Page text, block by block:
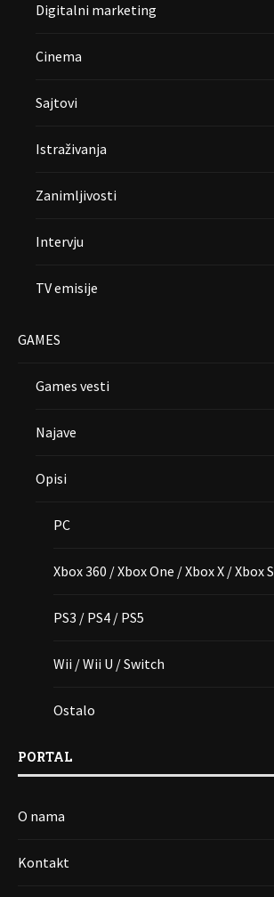
Digitalni marketing
Cinema
Sajtovi
Istraživanja
Zanimljivosti
Intervju
TV emisije
GAMES
Games vesti
Najave
Opisi
PC
Xbox 360 / Xbox One / Xbox X / Xbox S
PS3 / PS4 / PS5
Wii / Wii U / Switch
Ostalo
PORTAL
O nama
Kontakt